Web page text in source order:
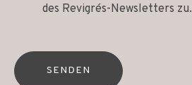
des Revigrés-Newsletters zu.
SENDEN